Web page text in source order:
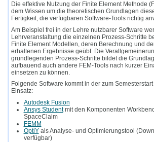
Die effektive Nutzung der Finite Element Methode
dem Wissen um die theoretischen Grundlagen
Fertigkeit, die verfügbaren Software-Tools richtig
Am Beispiel frei in der Lehre nutzbarer Software
Lehrveranstaltung die einzelnen Prozess-Schritte
Finite Element Modellen, deren Berechnung und
erhaltenen Ergebnisse geübt. Die
grundlegenden Prozess-Schritte bildet die
aufbauend auch andere FEM-Tools nach kurzer
einsetzen zu können.
Folgende Software kommt in der zum
Einsatz:
Autodesk Fusion
Ansys Studentmit den Komponenten
SpaceClaim
FEMM
OptiYals Analyse- und Optimierungstool
verfügbar)